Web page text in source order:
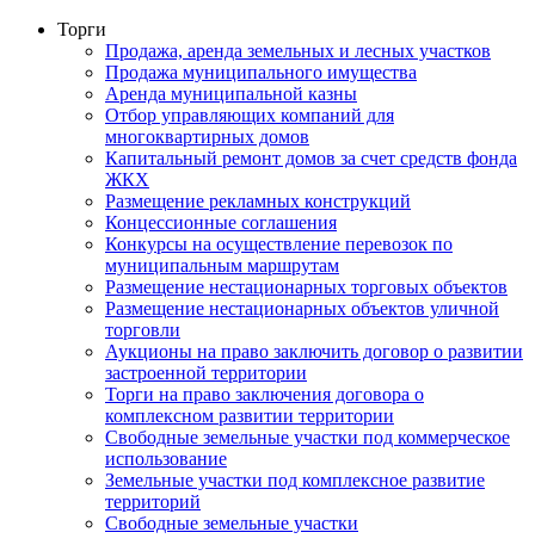
Торги
Продажа, аренда земельных и лесных участков
Продажа муниципального имущества
Аренда муниципальной казны
Отбор управляющих компаний для
многоквартирных домов
Капитальный ремонт домов за счет средств фонда
ЖКХ
Размещение рекламных конструкций
Концессионные соглашения
Конкурсы на осуществление перевозок по
муниципальным маршрутам
Размещение нестационарных торговых объектов
Размещение нестационарных объектов уличной
торговли
Аукционы на право заключить договор о развитии
застроенной территории
Торги на право заключения договора о
комплексном развитии территории
Свободные земельные участки под коммерческое
использование
Земельные участки под комплексное развитие
территорий
Свободные земельные участки